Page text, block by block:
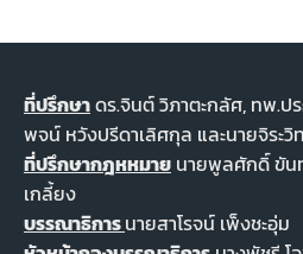
ที่ปรึกษาดร.จินต์ วิภาตะกลัศ, ทพ.ป
พจน์ หวังปรีดาเลิศกุล และนายจิระ
ที่ปรึกษากฎหหมาย นายพูลศักดิ์ ขัน
เกลี้ยง
บรรณาธิการนายสาโรจน์ เพ็งชะอุ่ม